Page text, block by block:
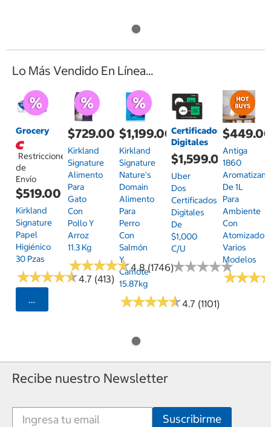
Lo Más Vendido En Línea...
Grocery
Restricciones
de
Envío
$519.00
Kirkland
Signature
Papel
Higiénico
30 Pzas
★★★★★
★★★★★4.7 (413)
Seleccionar Código Postal
$729.00
Kirkland
Signature
Alimento
Para
Gato
Con
Pollo Y
Arroz
11.3 Kg
★★★★★
★★★★★4.8 (1746)
$1,199.00
Kirkland
Signature
Nature's
Domain
Alimento
Para
Perro
Con
Salmón
Y
Camote
15.87kg
★★★★★
★★★★★4.7 (1101)
Certificados
Digitales
$1,599.00
Uber
Dos
Certificados
Digitales
De
$1,000
C/u
★★★★★
★★★★★
Antiga
1860
De 1L
Para
Ambiente
Con
Atomizador,
Varios
Modelos
★★★
★★★
Recibe nuestro Newsletter